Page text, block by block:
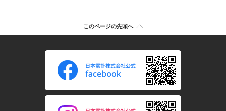
このページの先頭へ